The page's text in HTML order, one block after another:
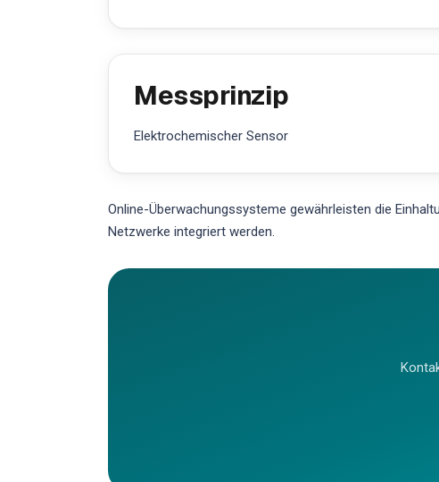
Messprinzip
Elektrochemischer Sensor
Online-Überwachungssysteme gewährleisten die
Netzwerke integriert werden.